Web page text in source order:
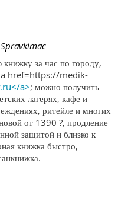
за час по городу,
<a href=https://medik-
a>; можно получить
лагерях, кафе и
ритейле и многих
от 1390 ?, продление
защитой и близко к
книжка быстро,